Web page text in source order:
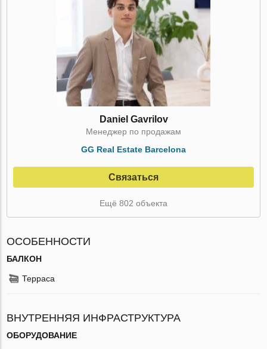
Daniel Gavrilov
Менеджер по продажам
GG Real Estate Barcelona
Связаться
Ещё 802 объекта
ОСОБЕННОСТИ
БАЛКОН
Терраса
ВНУТРЕННЯЯ ИНФРАСТРУКТУРА
ОБОРУДОВАНИЕ